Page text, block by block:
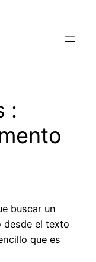
:
buscar un
desde el texto
que es